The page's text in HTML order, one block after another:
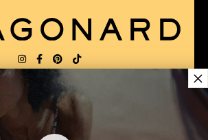
SPRACHE:
×